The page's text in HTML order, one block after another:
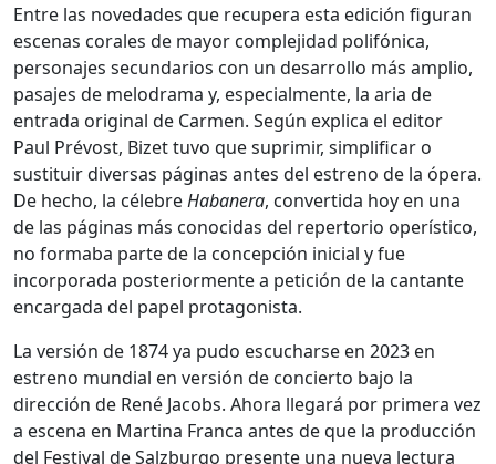
Entre las novedades que recupera esta edición figuran
escenas corales de mayor complejidad polifónica,
personajes secundarios con un desarrollo más amplio,
pasajes de melodrama y, especialmente, la aria de
entrada original de Carmen. Según explica el editor
Paul Prévost, Bizet tuvo que suprimir, simplificar o
sustituir diversas páginas antes del estreno de la ópera.
De hecho, la célebreHabanera, convertida hoy en una
de las páginas más conocidas del repertorio operístico,
no formaba parte de la concepción inicial y fue
incorporada posteriormente a petición de la cantante
encargada del papel protagonista.
La versión de 1874 ya pudo escucharse en 2023 en
estreno mundial en versión de concierto bajo la
dirección de René Jacobs. Ahora llegará por primera vez
a escena en Martina Franca antes de que la producción
del Festival de Salzburgo presente una nueva lectura